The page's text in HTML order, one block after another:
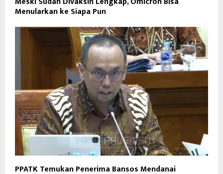
Menularkan ke Siapa Pun
PPATK Temukan Penerima Bansos Mendanai